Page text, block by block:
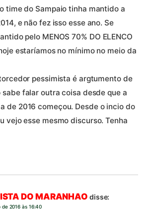
time do Sampaio tinha mantido a
e não fez isso esse ano. Se
pelo MENOS 70% DO ELENCO
estaríamos no mínimo no meio da
pessimista é argtumento de
sabe falar outra coisa desde que a
de 2016 começou. Desde o incio do
vejo esse mesmo discurso. Tenha
DO MARANHAO disse:
de 2016 às 16:40